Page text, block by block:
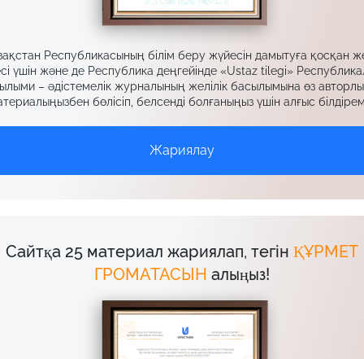
Республикасының білім беру жүйесін дамытуға қосқан
үшін және де Республика деңгейінде «Ustaz tilegi»
– әдістемелік журналының желілік басылымына өз
бөлісіп, белсенді болғаныңыз үшін алғыс
Жариялау
Сайтқа 25 материал жариялап, тегін ҚҰРМЕТ
ГРОМАТАСЫН алыңыз!